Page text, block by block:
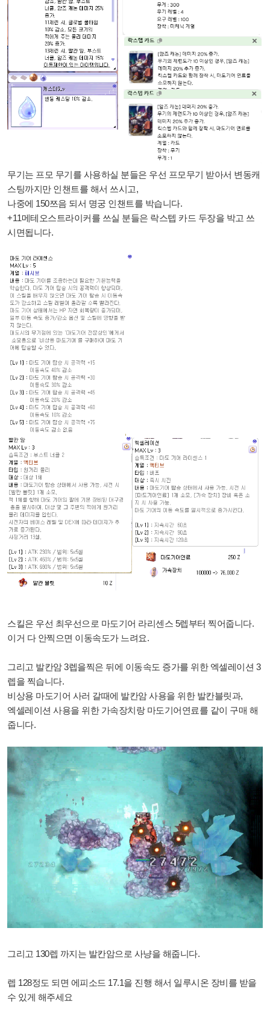
무기는 프모 무기를 사용하실 분들은 우선 프모무기 받아서 변동캐
스팅까지만 인챈트를 해서 쓰시고,
나중에 150쯔음 되서 명궁 인챈트를 박습니다.
+11메테오스트라이커를 쓰실 분들은 락스텝 카드 두장을 박고 쓰
시면됩니다.
스킬은 우선 최우선으로 마도기어 라리센스 5렙부터 찍어줍니다.
이거 다 안찍으면 이동속도가 느려요.
그리고 발칸암 3렙을찍은 뒤에 이동속도 증가를 위한 엑셀레이션 3
렙을 찍습니다.
비상용 마도기어 사러 갈때에 발칸암 사용을 위한 발칸블릿과,
엑셀레이션 사용을 위한 가속장치랑 마도기어연료를 같이 구매 해
줍니다.
그리고 130렙 까지는 발칸암으로 사냥을 해줍니다.
렙 128정도 되면 에피소드 17.1을 진행 해서 일루시온 장비를 받을
수 있게 해주세요